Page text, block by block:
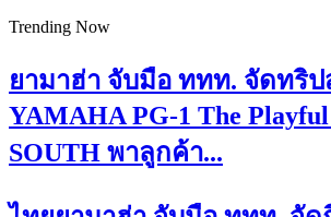
Trending Now
ยามาฮ่า จับมือ ททท. จัดทริ
YAMAHA PG-1 The
SOUTH พาลูกค้า...